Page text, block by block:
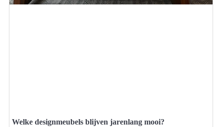
Welke designmeubels blijven jarenlang mooi?